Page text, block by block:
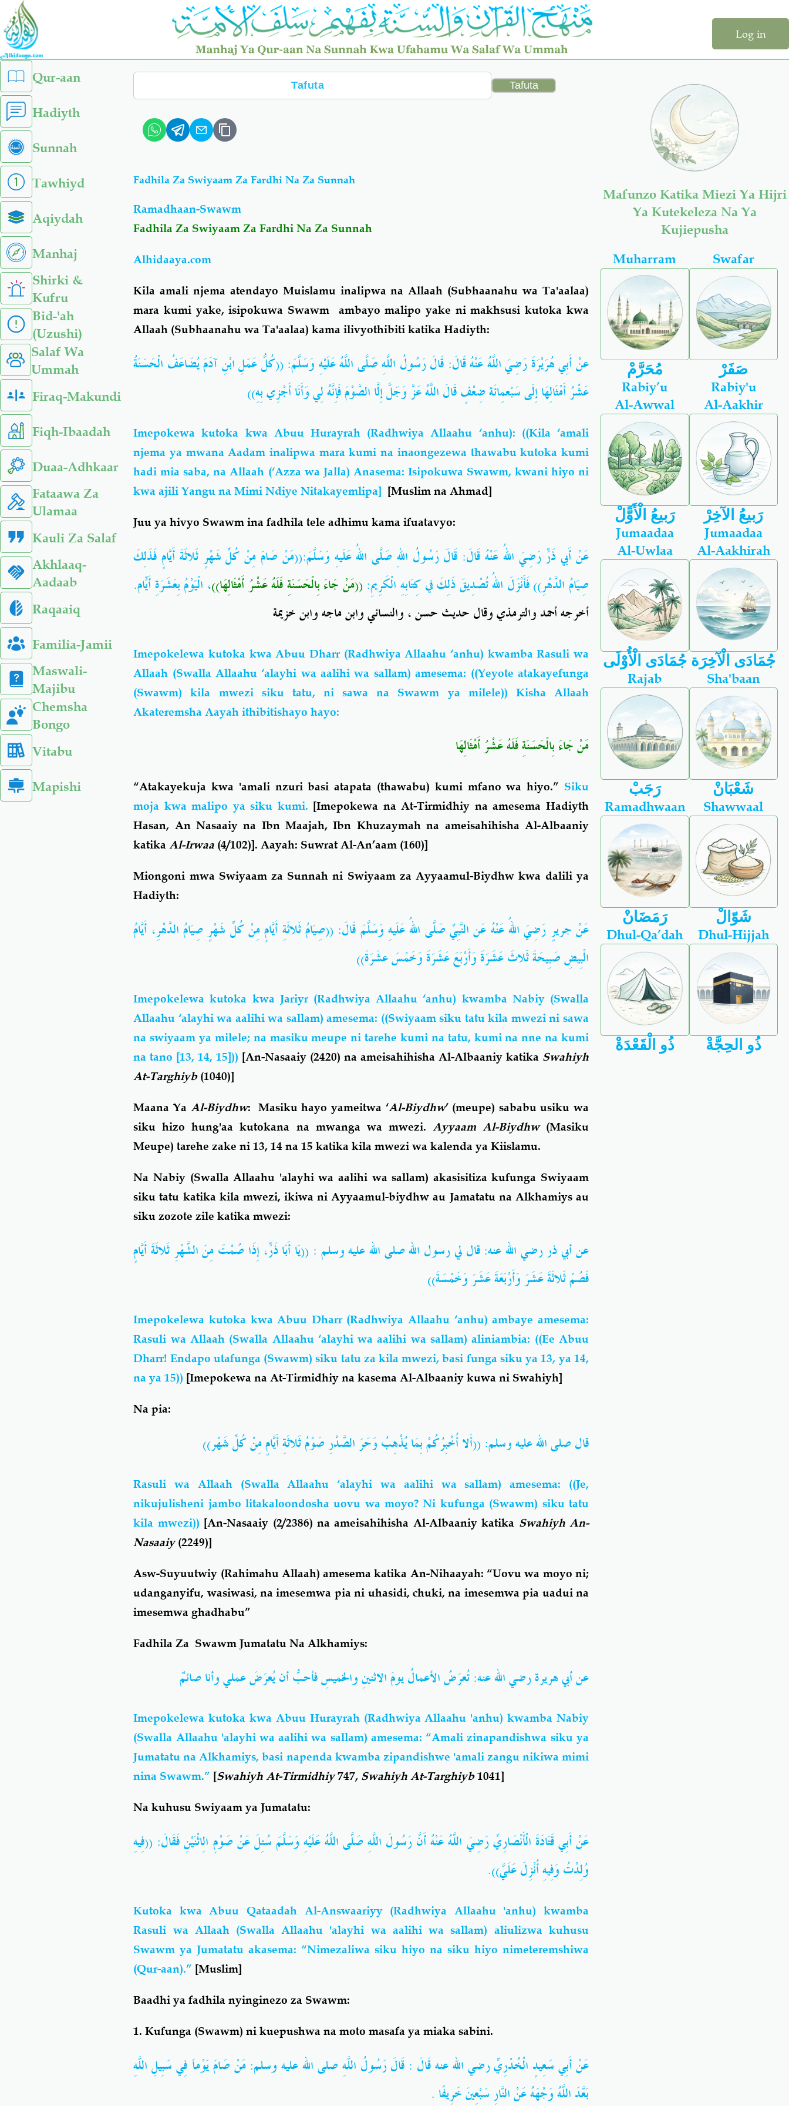
Skip
main
content
Log in
left
sidebar
menu
Qur-aan
Hadiyth
Sunnah
Tawhiyd
Aqiydah
Manhaj
Shirki &
Kufru
Bid-'ah
(Uzushi)
Salaf Wa
Ummah
Firaq-Makundi
Fiqh-Ibaadah
Duaa-Adhkaar
Fataawa Za
Ulamaa
Kauli Za Salaf
Akhlaaq-
Aadaab
Raqaaiq
Familia-Jamii
Maswali-
Majibu
Chemsha
Bongo
Vitabu
Mapishi
Search
Fadhila Za Swiyaam Za Fardhi Na Za Sunnah
Ramadhaan-Swawm
Fadhila Za Swiyaam Za Fardhi Na Za Sunnah
Alhidaaya.com
Kila amali njema atendayo Muislamu inalipwa na Allaah (Subhaanahu wa Ta'aalaa)
mara kumi yake, isipokuwa Swawm ambayo malipo yake ni makhsusi kutoka kwa
Allaah (Subhaanahu wa Ta'aalaa) kama ilivyothibiti katika Hadiyth:
عنْ أَبِي هُرَيْرَةَ رَضِيَ اللَّهُ عَنْهُ قَالَ: قَالَ رَسُولُ اللَّهِ صَلَّى اللَّهُ عَلَيْهِ وَسَلَّمَ: ((كُلُّ عَمَلِ ابْنِ آدَمَ يُضَاعَفُ الْحَسَنَةُ
عَشْرُ أَمْثَالِهَا إِلَى سَبْعمِائَة ضِعْفٍ قَالَ اللَّهُ عَزَّ وَجَلَّ إِلَّا الصَّوْمَ فَإِنَّهُ لِي وَأَنَا أَجْزِي بِهِ))
Imepokewa kutoka kwa Abuu Hurayrah (Radhwiya Allaahu ‘anhu): ((Kila ‘amali
njema ya mwana Aadam inalipwa mara kumi na inaongezewa thawabu kutoka kumi
hadi mia saba, na Allaah (‘Azza wa Jalla) Anasema: Isipokuwa Swawm, kwani hiyo ni
kwa ajili Yangu na Mimi Ndiye Nitakayemlipa] [Muslim na Ahmad]
Juu ya hivyo Swawm ina fadhila tele adhimu kama ifuatavyo:
عَنْ أَبي ذَرٍّ رَضِيَ اللهُ عَنْهُ قَالَ: قَالَ رَسُولُ اللهِ صَلَّى اللهُ عَلَيهِ وَسَلَّمَ:((مَنْ صَامَ مِنْ كُلِّ شَهْرٍ ثَلاثَةَ أَيَّامٍ فَذَلِكَ
صِيَامُ الدَّهْرِ)) فَأَنْزَلَ اللهُ تُصْدِيقَ ذَلِكَ في كِتَابِهِ الْكَرِيمِ:((مَنْ جَاءَ بِالْحَسَنَةِ فَلَهُ عَشْرُ أَمْثَالِهَا))، الْيَوْمُ بِعَشَرَةِ أَيّامٍ.
أخرجه أحمد والترمذي وقال حديث حسن ، والنسائي وابن ماجه وابن خزيمة
Imepokelewa kutoka kwa Abuu Dharr (Radhwiya Allaahu ‘anhu) kwamba Rasuli wa
Allaah (Swalla Allaahu ‘alayhi wa aalihi wa sallam) amesema: ((Yeyote atakayefunga
(Swawm) kila mwezi siku tatu, ni sawa na Swawm ya milele)) Kisha Allaah
Akateremsha Aayah ithibitishayo hayo:
مَنْ جَاءَ بِالْحَسَنَةِ فَلَهُ عَشْرُ أَمْثَالِهَا
“Atakayekuja kwa 'amali nzuri basi atapata (thawabu) kumi mfano wa hiyo.” Siku
moja kwa malipo ya siku kumi. [Imepokewa na At-Tirmidhiy na amesema Hadiyth
Hasan, An Nasaaiy na Ibn Maajah, Ibn Khuzaymah na ameisahihisha Al-Albaaniy
katikaAl-Irwaa (4/102)]. Aayah: Suwrat Al-An’aam (160)]
Miongoni mwa Swiyaam za Sunnah ni Swiyaam za Ayyaamul-Biydhw kwa dalili ya
Hadiyth:
عَنْ جريرٍ رَضِيَ اللهُ عَنْهُ عَن النَّبِيِّ صَلَّى اللهُ عَلَيهِ وَسَلَّمَ قَالَ: ((صِيَامُ ثَلاثَةِ أَيَّامٍ مِنْ كُلِّ شَهْرٍ صِيَامُ الدَّهْرِ، أَيَّامُ
الْبِيضِ صَبِيحَةَ ثَلاثَ عَشَرَةَ وَأَرْبَعَ عَشَرَةَ وَخَمْسَ عشَرَةَ))
Imepokelewa kutoka kwa Jariyr (Radhwiya Allaahu ‘anhu) kwamba Nabiy (Swalla
Allaahu ‘alayhi wa aalihi wa sallam) amesema: ((Swiyaam siku tatu kila mwezi ni sawa
na swiyaam ya milele; na masiku meupe ni tarehe kumi na tatu, kumi na nne na kumi
na tano [13, 14, 15])) [An-Nasaaiy (2420) na ameisahihisha Al-Albaaniy katika Swahiyh
At-Targhiyb(1040)]
Maana Ya Al-Biydhw: Masiku hayo yameitwa ‘Al-Biydhw’ (meupe) sababu usiku wa
siku hizo hung'aa kutokana na mwanga wa mwezi. Ayyaam Al-Biydhw(Masiku
Meupe) tarehe zake ni 13, 14 na 15 katika kila mwezi wa kalenda ya Kiislamu.
Na Nabiy (Swalla Allaahu 'alayhi wa aalihi wa sallam) akasisitiza kufunga Swiyaam
siku tatu katika kila mwezi, ikiwa ni Ayyaamul-biydhw au Jamatatu na Alkhamiys au
siku zozote zile katika mwezi:
عن أبي ذر رضي الله عنه: قال لي رسول الله صلى الله عليه وسلم : ((يَا أَبَا ذَرٍّ، إِذَا صُمْتَ مِنَ الشَّهْرِ ثَلاثَةَ أَيَّامٍ
فَصُمْ ثَلاثَةَ عَشَرَ وَأَرْبَعَةَ عَشَرَ وَخَمْسَةَ))
Imepokelewa kutoka kwa Abuu Dharr (Radhwiya Allaahu ‘anhu) ambaye amesema:
Rasuli wa Allaah (Swalla Allaahu ‘alayhi wa aalihi wa sallam) aliniambia: ((Ee Abuu
Dharr! Endapo utafunga (Swawm) siku tatu za kila mwezi, basi funga siku ya 13, ya 14,
na ya 15)) [Imepokewana At-Tirmidhiy na kasema Al-Albaaniy kuwa ni Swahiyh]
Na pia:
قال صلى الله عليه وسلم: ((أَلا أُخْبِرُكُمْ بِمَا يُذْهِبُ وَحَرَ الصَّدْرِ صَوْمُ ثَلاثَةِ أَيَّامٍ مِنْ كُلِّ شَهْر))
Rasuli wa Allaah (Swalla Allaahu ‘alayhi wa aalihi wa sallam) amesema: ((Je,
nikujulisheni jambo litakaloondosha uovu wa moyo? Ni kufunga (Swawm) siku tatu
kila mwezi)) [An-Nasaaiy (2/2386) na ameisahihisha Al-Albaaniy katika Swahiyh An-
Nasaaiy(2249)]
Asw-Suyuutwiy (Rahimahu Allaah) amesema katika An-Nihaayah: “Uovu wa moyo ni;
udanganyifu, wasiwasi, na imesemwa pia ni uhasidi, chuki, na imesemwa pia uadui na
imesemwa ghadhabu”
Fadhila Za Swawm Jumatatu Na Alkhamiys:
عن أبي هريرة رضي الله عنه: تُعرَضُ الأعمالُ يومَ الاثنينِ والخميسِ فأحبُّ أن يُعرَضَ عملي وأنا صائمٌ
Imepokelewa kutoka kwa Abuu Hurayrah (Radhwiya Allaahu 'anhu) kwamba Nabiy
(Swalla Allaahu 'alayhi wa aalihi wa sallam) amesema: “Amali zinapandishwa siku ya
Jumatatu na Alkhamiys, basi napenda kwamba zipandishwe 'amali zangu nikiwa mimi
nina Swawm.” [Swahiyh At-Tirmidhiy747, Swahiyh At-Targhiyb1041]
Na kuhusu Swiyaam ya Jumatatu:
عَنْ أَبِي قَتَادَةَ الْأَنْصَارِيِّ رَضِيَ اللَّهُ عَنْهُ أَنَّ رَسُولَ اللَّهِ صَلَّى اللَّهُ عَلَيْهِ وَسَلَّمَ سُئِلَ عَنْ صَوْمِ الِاثْنَيْنِ فَقَالَ: ((فِيهِ
وُلِدْتُ وَفِيهِ أُنْزِلَ عَلَيَّ)).
Kutoka kwa Abuu Qataadah Al-Answaariyy (Radhwiya Allaahu 'anhu) kwamba
Rasuli wa Allaah (Swalla Allaahu 'alayhi wa aalihi wa sallam) aliulizwa kuhusu
Swawm ya Jumatatu akasema: “Nimezaliwa siku hiyo na siku hiyo nimeteremshiwa
(Qur-aan).” [Muslim]
Baadhi ya fadhila nyinginezo za Swawm:
1. Kufunga (Swawm) ni kuepushwa na moto masafa ya miaka sabini.
عَنْ أَبِي سَعِيدٍ الْخُدْرِيِّ رضي الله عنه قَالَ : قَالَ رَسُولُ اللَّهِ صلى الله عليه وسلم: مَنْ صَامَ يَوْماً فِي سَبِيلِ اللَّهِ
بَعَّدَ اللَّهُ وَجْهَهُ عَنْ النَّارِ سَبْعِينَ خَرِيفًا .
Mafunzo Katika Miezi Ya Hijri
Ya Kutekeleza Na Ya
Kujiepusha
Muharram
مُحَرَّمْ
Swafar
صَفَرْ
Rabiy’u
Al-Awwal
رَبيعُ الْأَوًّلْ
Rabiy'u
Al-Aakhir
رَبيعُ الآخِرْ
Jumaadaa
Al-Uwlaa
جُمَادَى الْأُوْلَى
Jumaadaa
Al-Aakhirah
جُمَادَى الْآخِرَة
Rajab
رَجَبْ
Sha'baan
شَعْبَانْ
Ramadhwaan
رَمَضَانْ
Shawwaal
شَوّالْ
Dhul-Qa’dah
ذُو الْقَعْدَةْ
Dhul-Hijjah
ذُو الحِجَّةْ